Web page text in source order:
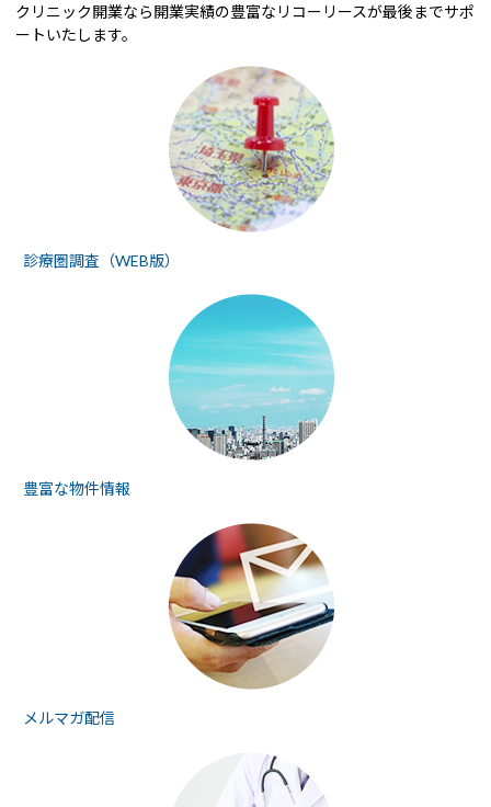
クリニック開業なら開業実績の豊富なリコーリースが最後までサポ
ートいたします。
診療圏調査（WEB版）
豊富な物件情報
メルマガ配信